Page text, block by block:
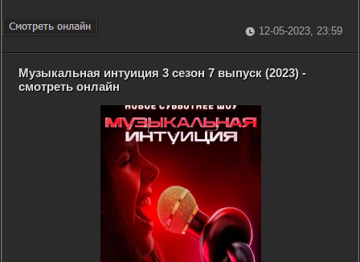
12-05-2023, 23:59
Музыкальная интуиция 3 сезон 7 выпуск (2023) -
смотреть онлайн